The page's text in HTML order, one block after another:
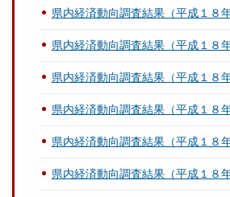
県内経済動向調査結果（平成１８
県内経済動向調査結果（平成１８
県内経済動向調査結果（平成１８
県内経済動向調査結果（平成１８
県内経済動向調査結果（平成１８
県内経済動向調査結果（平成１８